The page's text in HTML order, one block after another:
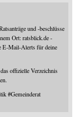
und -beschlüsse
Ort: ratsblick.de -
E-Mail-Alerts für deine
offizielle Verzeichnis
#Gemeinderat